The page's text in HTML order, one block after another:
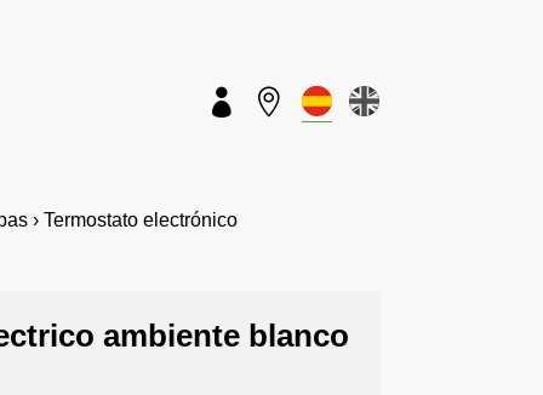
 
› Termostato electrónico
ambiente blanco